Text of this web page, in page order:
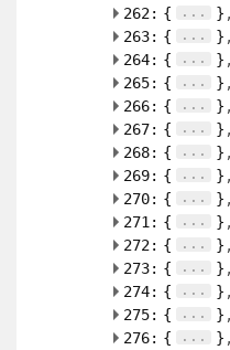
262: { ...
}
263: { ...
}
264: { ...
}
265: { ...
}
266: { ...
}
267: { ...
}
268: { ...
}
269: { ...
}
270: { ...
}
271: { ...
}
272: { ...
}
273: { ...
}
274: { ...
}
275: { ...
}
276: { ...
}